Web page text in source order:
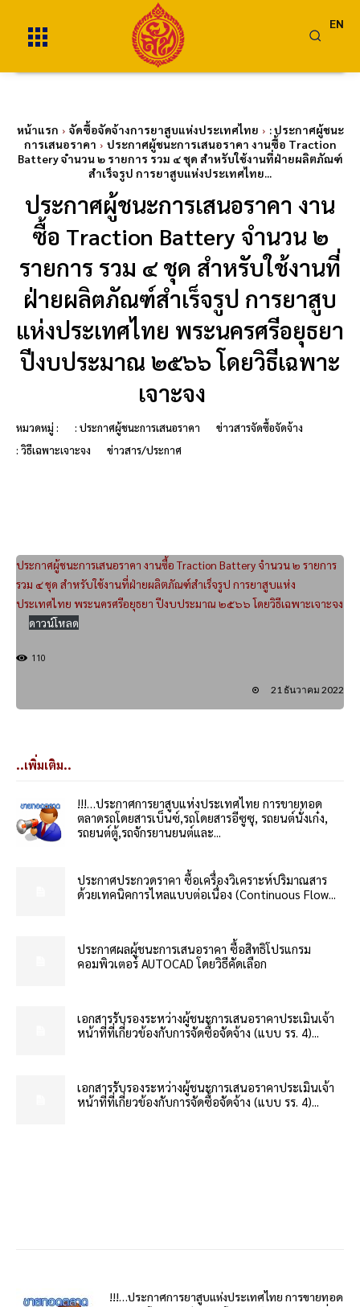
EN
หน้าแรก จัดซื้อจัดจ้างการยาสูบแห่งประเทศไทย
: ประกาศผู้ชนะ
การเสนอราคา
ประกาศผู้ชนะการเสนอราคา งานซื้อ Traction
Battery จำนวน ๒ รายการ รวม ๔ ชุด สำหรับใช้งานที่ฝ่ายผลิตภัณฑ์
สำเร็จรูป การยาสูบแห่งประเทศไทย...
ประกาศผู้ชนะการเสนอราคา งาน
ซื้อ Traction Battery จำนวน ๒
รายการ รวม ๔ ชุด สำหรับใช้งานที่
ฝ่ายผลิตภัณฑ์สำเร็จรูป การยาสูบ
แห่งประเทศไทย พระนครศรีอยุธยา
ปีงบประมาณ ๒๕๖๖ โดยวิธีเฉพาะ
เจาะจง
หมวดหมู่ : : ประกาศผู้ชนะการเสนอราคา
ข่าวสารจัดซื้อจัดจ้าง
: วิธีเฉพาะเจาะจง
ข่าวสาร/ประกาศ
ประกาศผู้ชนะการเสนอราคา งานซื้อ Traction Battery จำนวน ๒ รายการ
รวม ๔ ชุด สำหรับใช้งานที่ฝ่ายผลิตภัณฑ์สำเร็จรูป การยาสูบแห่ง
ประเทศไทย พระนครศรีอยุธยา ปีงบประมาณ ๒๕๖๖ โดยวิธีเฉพาะเจาะจง
ดาวน์โหลด
110
21 ธันวาคม 2022
..เพิ่มเติม..
!!!…ประกาศการยาสูบแห่งประเทศไทย การขายทอด
ตลาดรถโดยสารเบ็นซ์,รถโดยสารอีซูซุ, รถยนต์นั่งเก๋ง,
รถยนต์ตู้,รถจักรยานยนต์และ...
ประกาศประกวดราคา ซื้อเครื่องวิเคราะห์ปริมาณสาร
ด้วยเทคนิคการไหลแบบต่อเนื่อง (Continuous Flow...
ประกาศผลผู้ชนะการเสนอราคา ซื้อสิทธิโปรแกรม
คอมพิวเตอร์ AUTOCAD โดยวิธีคัดเลือก
เอกสารรับรองระหว่างผู้ชนะการเสนอราคาประเมินเจ้า
หน้าที่ที่เกี่ยวข้องกับการจัดซื้อจัดจ้าง (แบบ รร. 4)...
เอกสารรับรองระหว่างผู้ชนะการเสนอราคาประเมินเจ้า
หน้าที่ที่เกี่ยวข้องกับการจัดซื้อจัดจ้าง (แบบ รร. 4)...
!!!…ประกาศการยาสูบแห่งประเทศไทย การขายทอด